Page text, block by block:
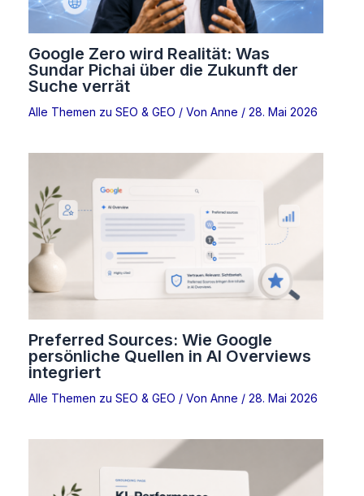
Google Zero wird Realität: Was
Sundar Pichai über die Zukunft der
Suche verrät
Alle Themen zu SEO & GEO / Von Anne / 28. Mai 2026
Preferred Sources: Wie Google
persönliche Quellen in AI Overviews
integriert
Alle Themen zu SEO & GEO / Von Anne / 28. Mai 2026